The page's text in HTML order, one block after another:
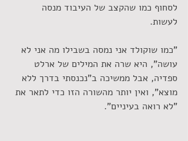
לסחוף כמו שהקצב של העיבוד מנסה
לעשות.
"כמו שוקולד אני נמסה בשבילו מה אני לא
עושה", היא שרה את המילים של ארלט
ספדיה, אבל ממשיכה ב"נכנסתי בדרך ללא
מוצא", ואין יותר מהשורה הזו כדי לתאר את
"לא רואה בעיניים".